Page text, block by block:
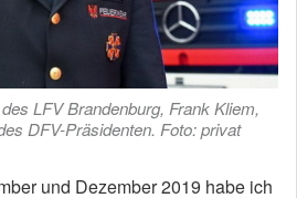
LFV Brandenburg, Frank Kliem,
DFV-Präsidenten. Foto: privat
und Dezember 2019 habe ich